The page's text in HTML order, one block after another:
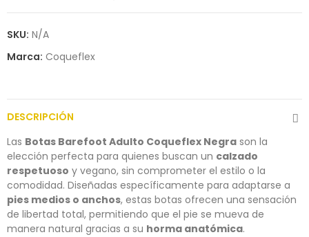
SKU: N/A
Marca: Coqueflex
DESCRIPCIÓN
Las Botas Barefoot Adulto Coqueflex Negra son la
elección perfecta para quienes buscan un calzado
respetuoso y vegano, sin comprometer el estilo o la
comodidad. Diseñadas específicamente para adaptarse a
pies medios o anchos, estas botas ofrecen una sensación
de libertad total, permitiendo que el pie se mueva de
manera natural gracias a su horma anatómica.